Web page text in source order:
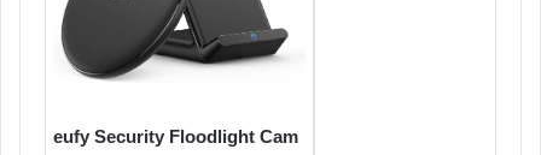
eufy Security Floodlight Cam